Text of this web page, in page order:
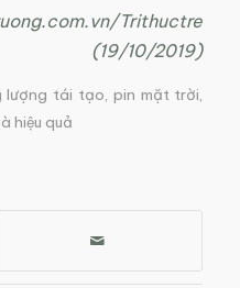
Trithuctre
(19/10/2019)
lượng tái tạo, pin mặt trời,
hiệu quả